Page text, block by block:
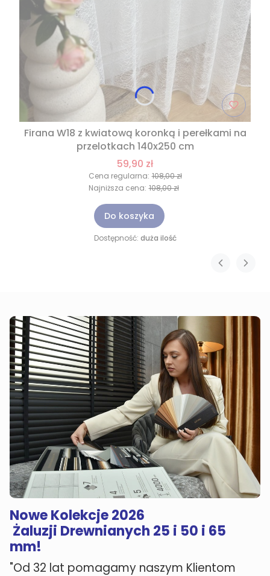
Firana W18 z kwiatową koronką i perełkami na
przelotkach 140x250 cm
59,90 zł
Cena regularna: 108,00 zł
Najniższa cena: 108,00 zł
Do koszyka
Dostępność: duża ilość
Nowe Kolekcje 2026
Żaluzji Drewnianych 25 i 50 i 65
mm!
"Od 32 lat pomagamy naszym Klientom